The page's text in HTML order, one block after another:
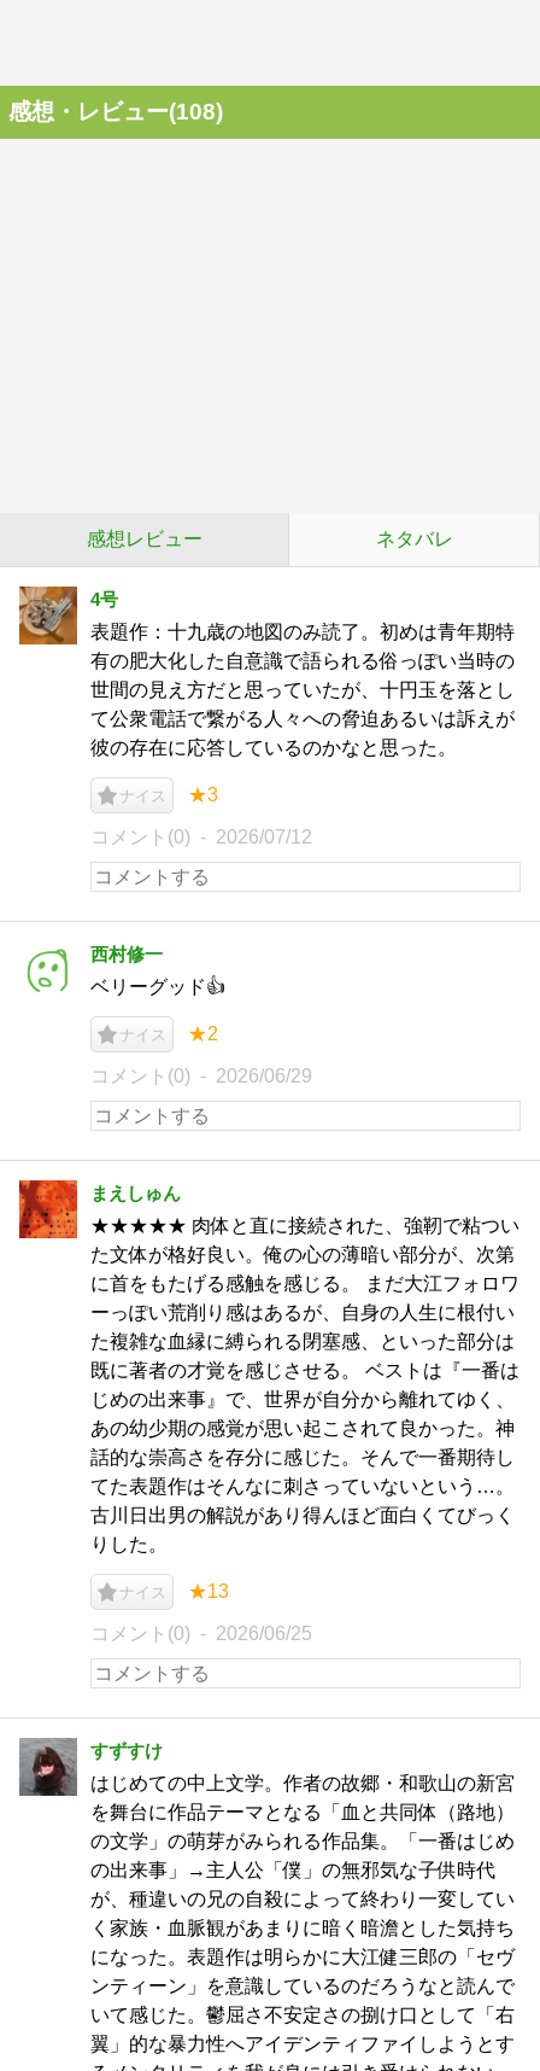
感想・レビュー(108)
感想レビュー ネタバレ
4号
表題作：十九歳の地図のみ読了。初めは青年期特
有の肥大化した自意識で語られる俗っぽい当時の
世間の見え方だと思っていたが、十円玉を落とし
て公衆電話で繋がる人々への脅迫あるいは訴えが
彼の存在に応答しているのかなと思った。
ナイス ★3
コメント(0) 2026/07/12
西村修一
ベリーグッド👍
ナイス ★2
コメント(0) 2026/06/29
まえしゅん
★★★★★ 肉体と直に接続された、強靭で粘つい
た文体が格好良い。俺の心の薄暗い部分が、次第
に首をもたげる感触を感じる。 まだ大江フォロワ
ーっぽい荒削り感はあるが、自身の人生に根付い
た複雑な血縁に縛られる閉塞感、といった部分は
既に著者の才覚を感じさせる。 ベストは『一番は
じめの出来事』で、世界が自分から離れてゆく、
あの幼少期の感覚が思い起こされて良かった。神
話的な崇高さを存分に感じた。そんで一番期待し
てた表題作はそんなに刺さっていないという…。
古川日出男の解説があり得んほど面白くてびっく
りした。
ナイス ★13
コメント(0) 2026/06/25
すずすけ
はじめての中上文学。作者の故郷・和歌山の新宮
を舞台に作品テーマとなる「血と共同体（路地）
の文学」の萌芽がみられる作品集。「一番はじめ
の出来事」→主人公「僕」の無邪気な子供時代
が、種違いの兄の自殺によって終わり一変してい
く家族・血脈観があまりに暗く暗澹とした気持ち
になった。表題作は明らかに大江健三郎の「セヴ
ンティーン」を意識しているのだろうなと読んで
いて感じた。鬱屈さ不安定さの捌け口として「右
翼」的な暴力性へアイデンティファイしようとす